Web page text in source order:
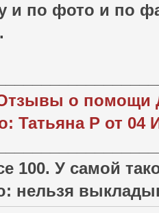
и по фото и по
о помощи
Татьяна Р от 04
100. У самой
нельзя